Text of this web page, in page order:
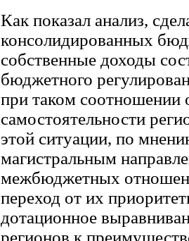
Как показал анализ,
консолидированных
собственные доходы
бюджетного
при таком соотношении
самостоятельности
этой ситуации, по
магистральным
межбюджетных
переход от их
дотационное